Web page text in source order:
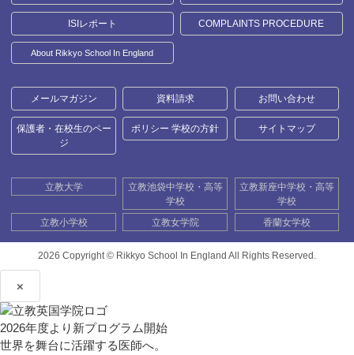
ISIレポート COMPLAINTS PROCEDURE
About Rikkyo School In England
メールマガジン 資料請求 お問い合わせ
保護者・在校生のペー
ジ
ポリシー 学校の方針 サイトマップ
立教大学
立教池袋中学校・高等
学校
立教新座中学校・高等
学校
立教小学校
立教女学院 香蘭女学校
2026 Copyright © Rikkyo School In England All Rights Reserved.
×
2026年度より新プログラム開始
世界を舞台に活躍する医師へ。